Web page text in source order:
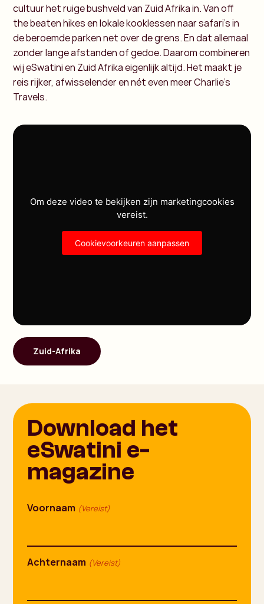
cultuur het ruige bushveld van Zuid Afrika in. Van off
the beaten hikes en lokale kooklessen naar safari’s in
de beroemde parken net over de grens. En dat allemaal
zonder lange afstanden of gedoe. Daarom combineren
wij eSwatini en Zuid Afrika eigenlijk altijd. Het maakt je
reis rijker, afwisselender en nét even meer Charlie’s
Travels.
Om deze video te bekijken zijn marketingcookies
vereist.
Cookievoorkeuren aanpassen
Zuid-Afrika
Download het
eSwatini e-
magazine
Voornaam (Vereist)
Achternaam (Vereist)